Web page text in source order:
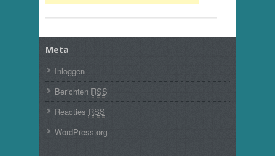
Meta
Inloggen
Berichten RSS
Reacties RSS
WordPress.org